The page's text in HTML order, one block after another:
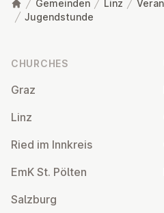
Gemeinden Linz
Jugendstunde
CHURCHES
Graz
Linz
Ried im Innkreis
EmK St. Pölten
Salzburg